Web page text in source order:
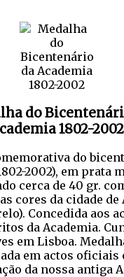
do
1802-2002
do
2002), em prata
cerca de 40 gr.
cores da cidade de
Concedida aos
da Academia.
em Lisboa.
em actos oficiais
da nossa antiga